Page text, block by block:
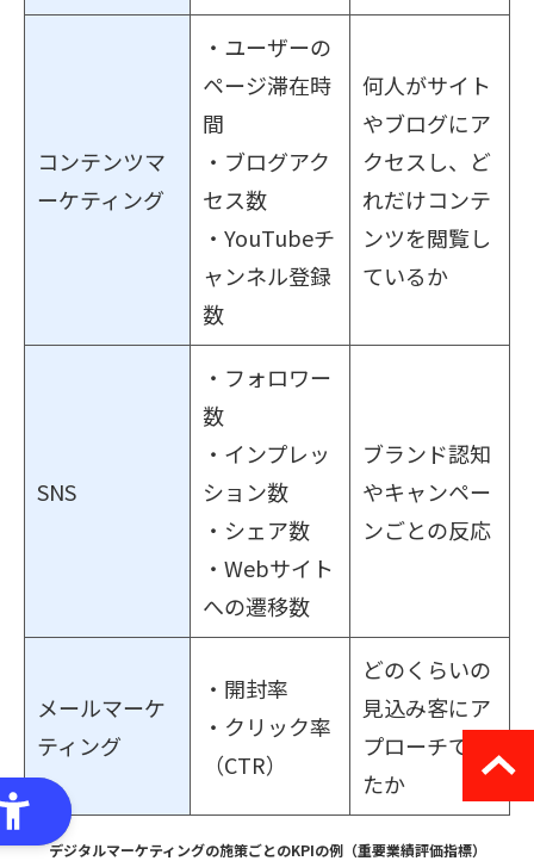
コンテンツマ
ーケティング
・ユーザーの
ページ滞在時
間
・ブログアク
セス数
・YouTubeチ
ャンネル登録
数
何人がサイト
やブログにア
クセスし、ど
れだけコンテ
ンツを閲覧し
ているか
SNS
・フォロワー
数
・インプレッ
ション数
・シェア数
・Webサイト
への遷移数
ブランド認知
やキャンペー
ンごとの反応
メールマーケ
ティング
・開封率
・クリック率
（CTR）
どのくらいの
見込み客にア
プローチでき
たか
デジタルマーケティングの施策ごとのKPIの例（重要業績評価指標）